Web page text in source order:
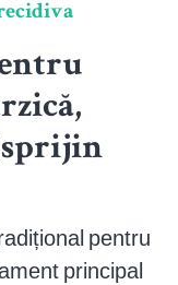
pentru
principal